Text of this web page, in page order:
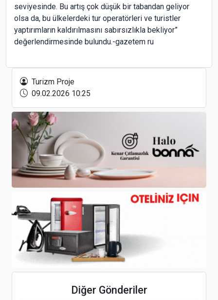
seviyesinde. Bu artış çok düşük bir tabandan geliyor
olsa da, bu ülkelerdeki tur operatörleri ve turistler
yaptırımların kaldırılmasını sabırsızlıkla bekliyor”
değerlendirmesinde bulundu.-gazetem ru
Turizm Proje
09.02.2026 10:25
Diğer Gönderiler
Müdürü Murat Batihan
Turizmde otel ruhsat iptalleri sorunu
Küresel Havaalanı Kabin Bagajı Tarayıcı Pazarı
7,5 Milyar Dolara Ulaşacak
Rusların Türkiye turlarının yüzde 15’i İstanbul’a